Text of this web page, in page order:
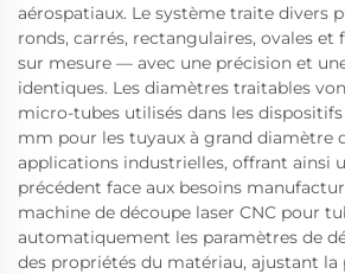
aérospatiaux. Le système traite divers
ronds, carrés, rectangulaires, ovales et
sur mesure — avec une précision et
identiques. Les diamètres traitables
micro-tubes utilisés dans les
mm pour les tuyaux à grand diamètre
applications industrielles, offrant ainsi
précédent face aux besoins
machine de découpe laser CNC pour
automatiquement les paramètres de
des propriétés du matériau, ajustant la